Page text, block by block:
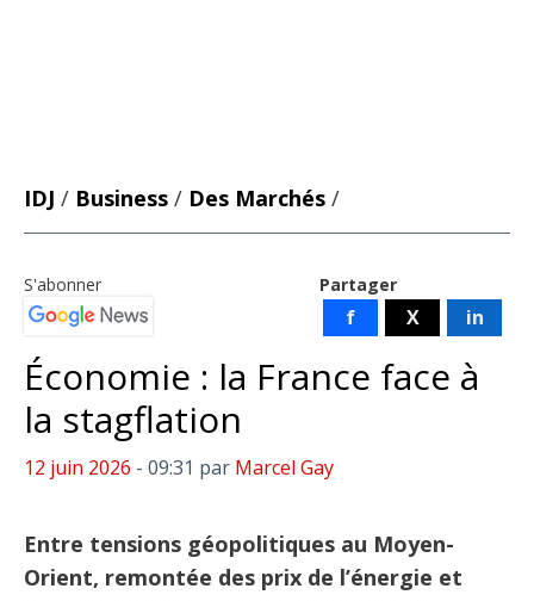
IDJ / Business / Des Marchés /
Partager
f X in
S'abonner
Économie : la France face à
la stagflation
12 juin 2026 - 09:31 par Marcel Gay
Entre tensions géopolitiques au Moyen-
Orient, remontée des prix de l’énergie et